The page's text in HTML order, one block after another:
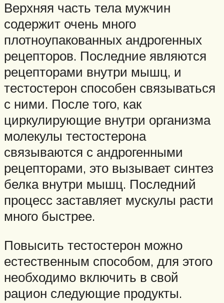
Верхняя часть тела мужчин
содержит очень много
плотноупакованных андрогенных
рецепторов. Последние являются
рецепторами внутри мышц, и
тестостерон способен связываться
с ними. После того, как
циркулирующие внутри организма
молекулы тестостерона
связываются с андрогенными
рецепторами, это вызывает синтез
белка внутри мышц. Последний
процесс заставляет мускулы расти
много быстрее.
Повысить тестостерон можно
естественным способом, для этого
необходимо включить в свой
рацион следующие продукты.